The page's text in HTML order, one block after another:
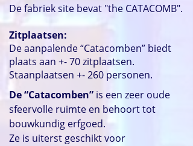
De fabriek site bevat "the CATACOMB".
Zitplaatsen:
De aanpalende “Catacomben” biedt
plaats aan +- 70 zitplaatsen.
Staanplaatsen +- 260 personen.
De “Catacomben” is een zeer oude
sfeervolle ruimte en behoort tot
bouwkundig erfgoed.
Ze is uiterst geschikt voor